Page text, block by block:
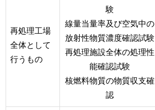
再処理工場
全体として
行うもの
験
線量当量率及び空気中の
放射性物質濃度確認試験
再処理施設全体の処理性
能確認試験
核燃料物質の物質収支確
認